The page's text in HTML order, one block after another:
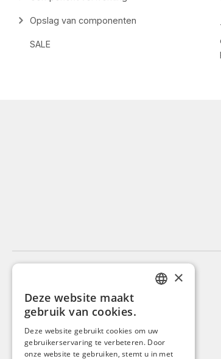
Opslag van componenten
SALE
Service en advies:
+49 (0)8142 / 4289 - 300
Ma-Vr, 08:00 - 16:00
FRENCH
×
Deze website maakt
gebruik van cookies.
Deze website gebruikt cookies om uw
gebruikerservaring te verbeteren. Door
onze website te gebruiken, stemt u in met